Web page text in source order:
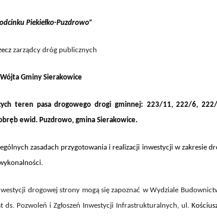
Piekiełko-Puzdrowo”
zarządcy dróg publicznych
Wójta Gminy Sierakowice
teren pasa drogowegodrogi gminnej: 223/11, 222/6,
ewid. Puzdrowo, gmina Sierakowice.
zasadach przygotowania i realizacji inwestycji w zakresie
drogowej strony mogą się zapoznać w Wydziale
ds. Pozwoleń i Zgłoszeń Inwestycji Infrastrukturalnych, ul.